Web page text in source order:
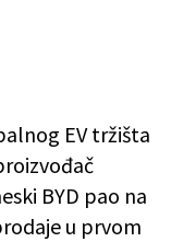
EV tržišta
BYD pao na
u prvom